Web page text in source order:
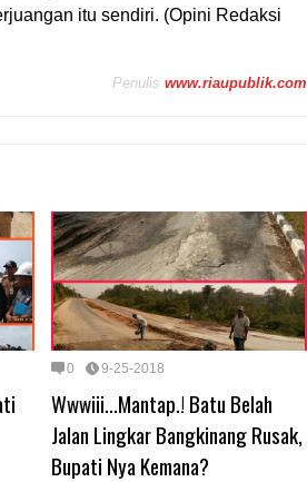
itu sendiri. (Opini Redaksi
Penulis www.riaupublik.com
0 9-25-2018
Wwwiii...Mantap.! Batu Belah
Jalan Lingkar Bangkinang Rusak,
Bupati Nya Kemana?